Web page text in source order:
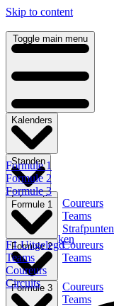
Skip to content
Toggle main menu
Kalenders
Formule 1
Formule 2
Formule 3
Formule E
Indycar
NLS
Standen
Formule 1
Coureurs
Teams
Strafpunten
Formule 2
Coureurs
Teams
Formule 3
Coureurs
Teams
Informatie
F1 Uitgelegd
Teams
Coureurs
Circuits
F1 Terugkijken